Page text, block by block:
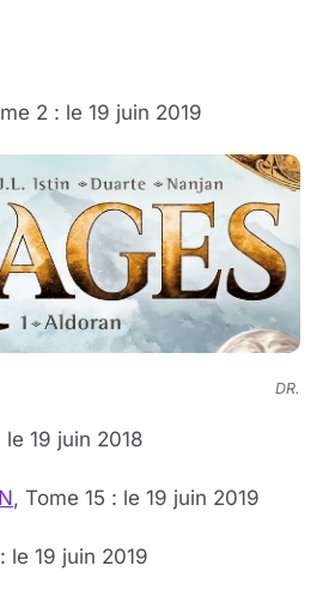
2 : le 19 juin 2019
DR.
le 19 juin 2018
, Tome 15 : le 19 juin 2019
le 19 juin 2019